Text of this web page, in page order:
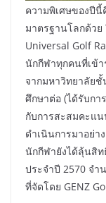
ความพิเศษของปีนี้
มาตรฐานโลกด้วย
Universal Golf
นักกีฬาทุกคนที่เข้
จากมหาวิทยาลัยชั้
ศึกษาต่อ (ได้รับกา
กับการสะสมคะแน
ดำเนินการมาอย่า
นักกีฬายังได้ลุ้นสิ
ประจำปี 2570 จำ
ที่จัดโดย GENZ